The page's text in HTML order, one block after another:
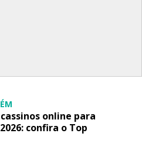
online para
confira o Top